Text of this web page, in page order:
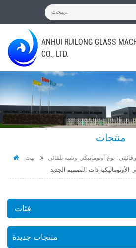
ANHUI RUILONG GLASS
CO., LTD.
منتجات
بيت نوع أوتوماتيكي وشبه تلقائي
الأوتوماتيكية ذات التصميم الجديد
فئات
منتجات جديدة